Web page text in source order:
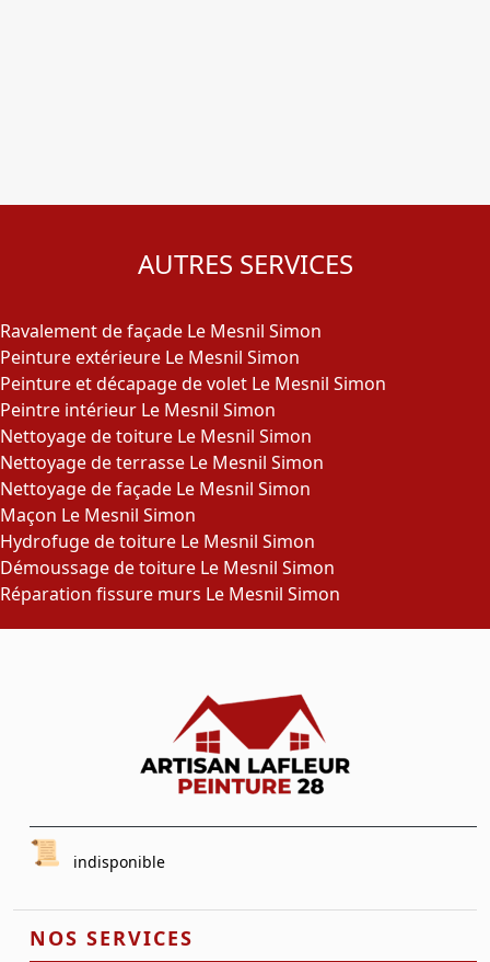
AUTRES SERVICES
Ravalement de façade Le Mesnil Simon
Peinture extérieure Le Mesnil Simon
Peinture et décapage de volet Le Mesnil Simon
Peintre intérieur Le Mesnil Simon
Nettoyage de toiture Le Mesnil Simon
Nettoyage de terrasse Le Mesnil Simon
Nettoyage de façade Le Mesnil Simon
Maçon Le Mesnil Simon
Hydrofuge de toiture Le Mesnil Simon
Démoussage de toiture Le Mesnil Simon
Réparation fissure murs Le Mesnil Simon
indisponible
NOS SERVICES